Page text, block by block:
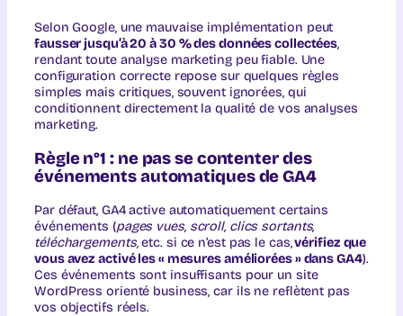
Selon Google, une mauvaise implémentation peut
fausser jusqu’à 20 à 30 % des données collectées,
rendant toute analyse marketing peu fiable. Une
configuration correcte repose sur quelques règles
simples mais critiques, souvent ignorées, qui
conditionnent directement la qualité de vos analyses
marketing.
Règle n°1 : ne pas se contenter des
événements automatiques de GA4
Par défaut, GA4 active automatiquement certains
événements (pages vues, scroll, clics sortants,
téléchargements,etc. si ce n’est pas le cas,vérifiez que
vous avez activé les « mesures améliorées » dans GA4).
Ces événements sont insuffisants pour un site
WordPress orienté business, car ils ne reflètent pas
vos objectifs réels.